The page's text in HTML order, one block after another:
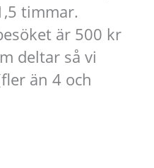
timmar.
är 500 kr
deltar så vi
än 4 och